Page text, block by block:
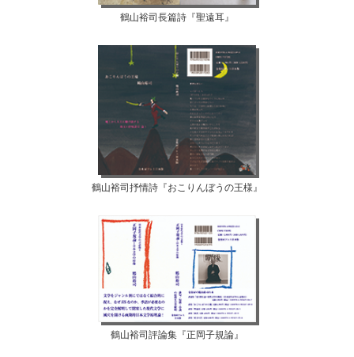
鶴山裕司長篇詩『聖遠耳』
鶴山裕司抒情詩『おこりんぼうの王様』
鶴山裕司評論集『正岡子規論』